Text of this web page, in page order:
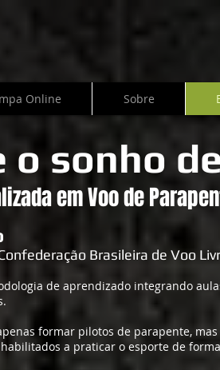
Online Sobre
o sonho
em Voo de
Brasileira de Voo
de aprendizado integrando
formar pilotos de parapente,
a praticar o esporte de